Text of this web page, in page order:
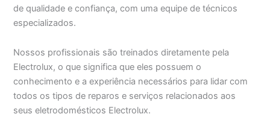
de qualidade e confiança, com uma equipe de técnicos
especializados.
Nossos profissionais são treinados diretamente pela
Electrolux, o que significa que eles possuem o
conhecimento e a experiência necessários para lidar com
todos os tipos de reparos e serviços relacionados aos
seus eletrodomésticos Electrolux.